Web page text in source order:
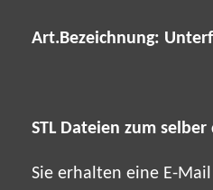
Art.Bezeichnung:
STL Dateien zum selber
Sie erhalten eine E-